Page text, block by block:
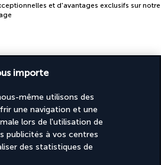
et d'avantages exclusifs sur notre
SÉCURISÉ
importe
même utilisons des
une navigation et une
lors de l'utilisation de
publicités à vos centres
des statistiques de